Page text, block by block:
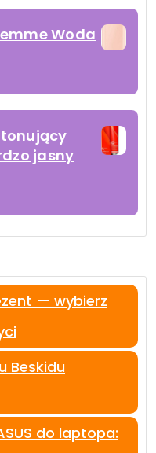
Woda
tonujący
jasny
— wybierz
Beskidu
do laptopa: